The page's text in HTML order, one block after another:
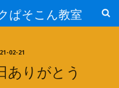
ぱそこん教室
02-21
ありがとう